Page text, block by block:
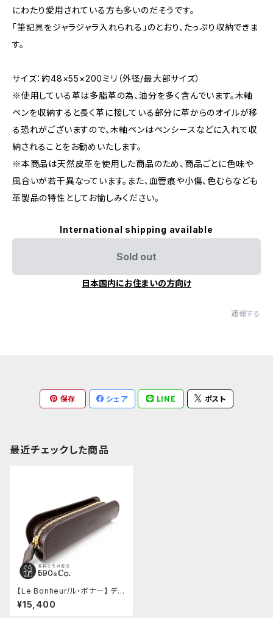
にわたり愛用されている方も多いのだそうです。
「筆記具をジャラジャラ入れられる」のとおり、たっぷり収納できま
す。
サイズ：約48×55×200ミリ（外径/最大部サイズ）
※使用している革は多脂革の為、油分を多く含んでいます。木軸
ペンを収納すると長く革に接している部分に革からのオイルが移
る恐れがございますので、木軸ペンはペンシースなどに入れて収
納されることをお勧めいたします。
※本商品は天然皮革を使用した商品のため、商品ごとに色味や
風合いが若干異なっています。また、血管痕や小傷、色むらなども
革製品の特性としてお愉しみください。
International shipping available
Sold out
日本国内にお住まいの方向け
通報する
保存 シェア LINE ポスト
最近チェックした商品
【Le Bonheur/ル・ボナー】 デブ
ペンケース/サドルプルアップレ
ザー(チョコ)
¥15,400